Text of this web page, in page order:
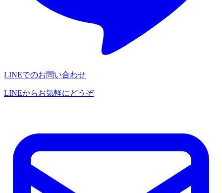
LINEでのお問い合わせ
LINEからお気軽にどうぞ